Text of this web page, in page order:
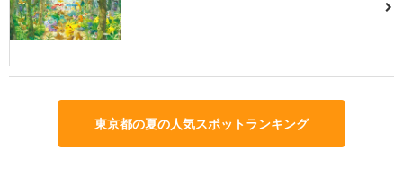
東京都の夏の人気スポットランキング